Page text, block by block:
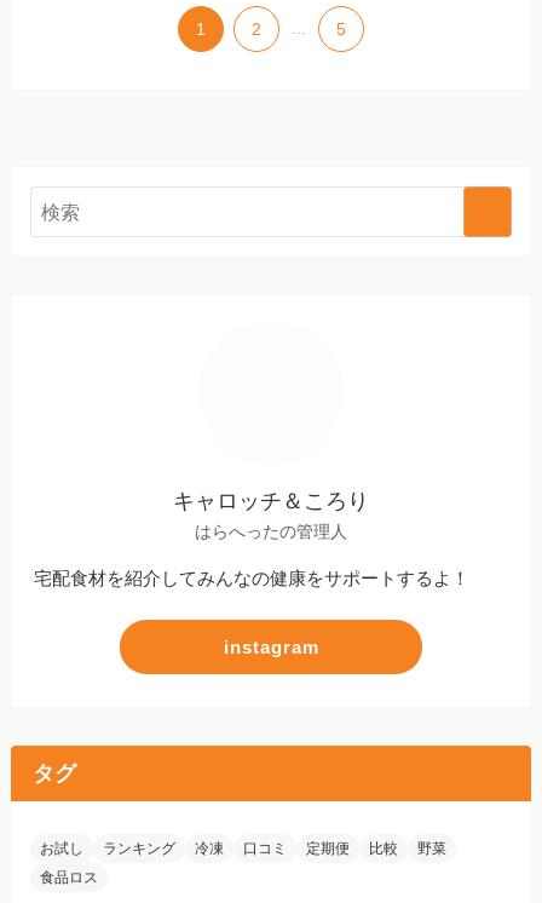
1 2 ... 5
キャロッチ＆ころり
はらへったの管理人
宅配食材を紹介してみんなの健康をサポートするよ！
instagram
タグ
お試し ランキング 冷凍 口コミ 定期便 比較
野菜
食品ロス